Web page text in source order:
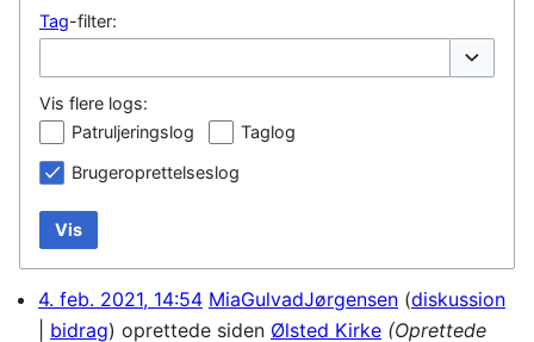
Tag-filter:
Vis flere logs:
Patruljeringslog
Taglog
Brugeroprettelseslog
Vis
4. feb. 2021, 14:54 MiaGulvadJørgensen diskussion
bidrag oprettede siden Ølsted Kirke (Oprettede